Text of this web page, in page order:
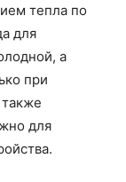
тепла по
для
а
при
для